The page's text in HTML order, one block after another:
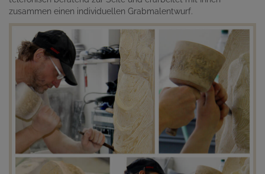
zusammen einen individuellen Grabmalentwurf.